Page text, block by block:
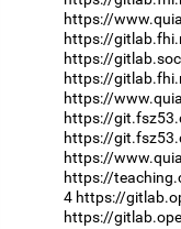
https://
https://
https://
https://
https://
https://
https://
https://
https://
4 https://
https://